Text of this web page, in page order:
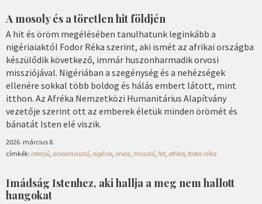
A mosoly és a töretlen hit földjén
A hit és öröm megélésében tanulhatunk leginkább a
nigériaiaktól Fodor Réka szerint, aki ismét az afrikai országba
készülődik következő, immár huszonharmadik orvosi
missziójával. Nigériában a szegénység és a nehézségek
ellenére sokkal több boldog és hálás embert látott, mint
itthon. Az Afréka Nemzetközi Humanitárius Alapítvány
vezetője szerint ott az emberek életük minden örömét és
bánatát Isten elé viszik.
2026. március 8.
címkék: interjú, orvosmisszió, nigéria, orvos, misszió, hit, afrika, fodor réka
Imádság Istenhez, aki hallja a meg nem hallott
hangokat